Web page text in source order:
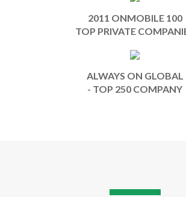
2011 ONMOBILE 100
TOP PRIVATE
ALWAYS ON GLOBAL
- TOP 250 COMPANY